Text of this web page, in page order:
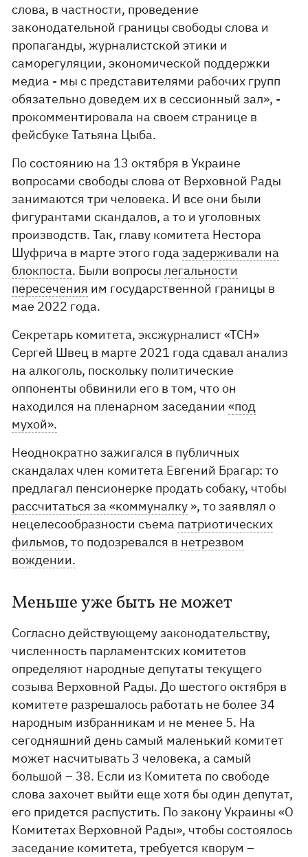
слова, в частности, проведение
законодательной границы свободы слова и
пропаганды, журналистской этики и
саморегуляции, экономической поддержки
медиа - мы с представителями рабочих групп
обязательно доведем их в сессионный зал», -
прокомментировала на своем странице в
фейсбуке Татьяна Цыба.
По состоянию на 13 октября в Украине
вопросами свободы слова от Верховной Рады
занимаются три человека. И все они были
фигурантами скандалов, а то и уголовных
производств. Так, главу комитета Нестора
Шуфрича в марте этого годазадерживали на
блокпоста. Были вопросылегальности
пересечения им государственной границы в
мае 2022 года.
Секретарь комитета, эксжурналист «ТСН»
Сергей Швец в марте 2021 года сдавал анализ
на алкоголь, поскольку политические
оппоненты обвинили его в том, что он
находился на пленарном заседании«под
мухой».
Неоднократно зажигался в публичных
скандалах член комитета Евгений Брагар: то
предлагал пенсионерке продать собаку, чтобы
рассчитаться за «коммуналку », то заявлял о
нецелесообразности съема патриотических
фильмов, то подозревался в нетрезвом
вождении.
Меньше уже быть не может
Согласно действующему законодательству,
численность парламентских комитетов
определяют народные депутаты текущего
созыва Верховной Рады. До шестого октября в
комитете разрешалось работать не более 34
народным избранникам и не менее 5. На
сегодняшний день самый маленький комитет
может насчитывать 3 человека, а самый
большой – 38. Если из Комитета по свободе
слова захочет выйти еще хотя бы один депутат,
его придется распустить. По закону Украины «О
Комитетах Верховной Рады», чтобы состоялось
заседание комитета, требуется кворум –